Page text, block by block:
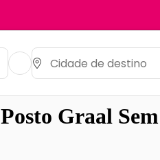
Posto Graal